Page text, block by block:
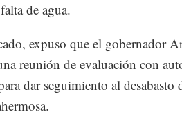
de agua.
expuso que el gobernador
reunión de evaluación con
dar seguimiento al desabasto